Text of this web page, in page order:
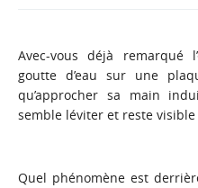
Avec-vous déjà remarqué
goutte d’eau sur une
qu’approcher sa main
semble léviter et reste
Quel phénomène est